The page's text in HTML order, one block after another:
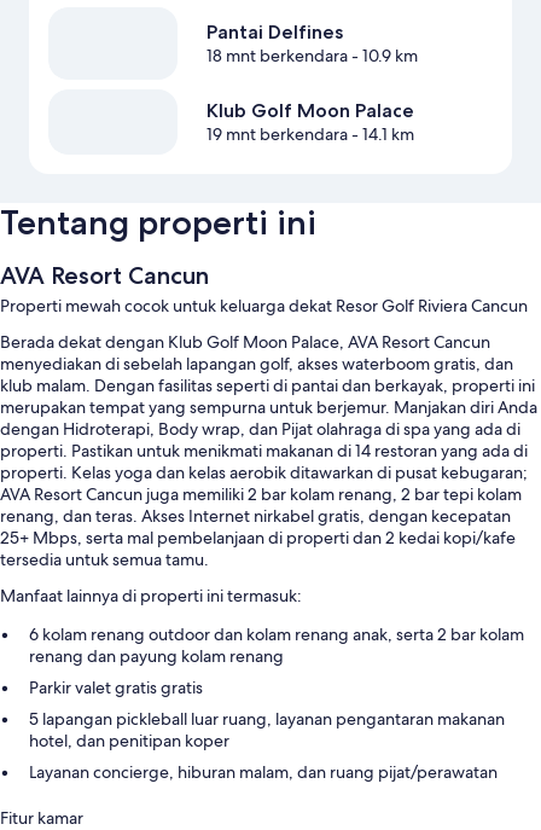
Pantai Delfines
18 mnt berkendara- 10.9 km
Klub Golf Moon Palace
19 mnt berkendara- 14.1 km
Tentang properti ini
AVA Resort Cancun
Properti mewah cocok untuk keluarga dekat Resor Golf Riviera Cancun
Berada dekat dengan Klub Golf Moon Palace, AVA Resort Cancun
menyediakan di sebelah lapangan golf, akses waterboom gratis, dan
klub malam. Dengan fasilitas seperti di pantai dan berkayak, properti ini
merupakan tempat yang sempurna untuk berjemur. Manjakan diri Anda
dengan Hidroterapi, Body wrap, dan Pijat olahraga di spa yang ada di
properti. Pastikan untuk menikmati makanan di 14 restoran yang ada di
properti. Kelas yoga dan kelas aerobik ditawarkan di pusat kebugaran;
AVA Resort Cancun juga memiliki 2 bar kolam renang, 2 bar tepi kolam
renang, dan teras. Akses Internet nirkabel gratis, dengan kecepatan
25+ Mbps, serta mal pembelanjaan di properti dan 2 kedai kopi/kafe
tersedia untuk semua tamu.
Manfaat lainnya di properti ini termasuk:
6 kolam renang outdoor dan kolam renang anak, serta 2 bar kolam
renang dan payung kolam renang
Parkir valet gratis gratis
5 lapangan pickleball luar ruang, layanan pengantaran makanan
hotel, dan penitipan koper
Layanan concierge, hiburan malam, dan ruang pijat/perawatan
Fitur kamar